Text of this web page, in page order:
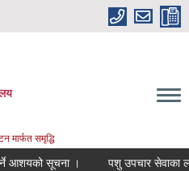
मार्फत समृद्धि
सूचना । पशु उपचार सेवाका